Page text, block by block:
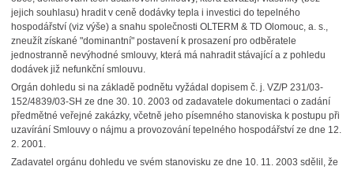
jejich souhlasu) hradit v ceně dodávky tepla i investici do tepelného
hospodářství (viz výše) a snahu společnosti OLTERM & TD Olomouc, a. s.,
zneužít získané "dominantní" postavení k prosazení pro odběratele
jednostranně nevýhodné smlouvy, která má nahradit stávající a z pohledu
dodávek již nefunkční smlouvu.
Orgán dohledu si na základě podnětu vyžádal dopisem č. j. VZ/P 231/03-
152/4839/03-SH ze dne 30. 10. 2003 od zadavatele dokumentaci o zadání
předmětné veřejné zakázky, včetně jeho písemného stanoviska k postupu při
uzavírání Smlouvy o nájmu a provozování tepelného hospodářství ze dne 12.
2. 2001.
Zadavatel orgánu dohledu ve svém stanovisku ze dne 10. 11. 2003 sdělil, že